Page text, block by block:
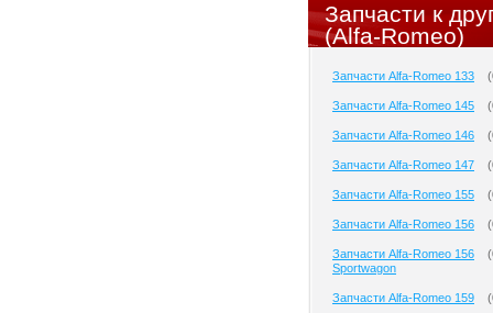
Запчасти к
(Alfa-Romeo)
Запчасти Alfa-Romeo 133 (
Запчасти Alfa-Romeo 145 (
Запчасти Alfa-Romeo 146 (
Запчасти Alfa-Romeo 147 (
Запчасти Alfa-Romeo 155 (
Запчасти Alfa-Romeo 156 (
Запчасти Alfa-Romeo 156
Sportwagon
(
Запчасти Alfa-Romeo 159 (